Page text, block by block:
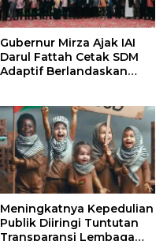
Gubernur Mirza Ajak IAI
Darul Fattah Cetak SDM
Adaptif Berlandaskan
Meningkatnya Kepedulian
Publik Diiringi Tuntutan
Transparansi Lembaga